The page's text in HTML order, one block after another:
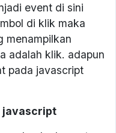
event di sini
di klik maka
menampilkan
adalah klik. adapun
pada javascript
javascript